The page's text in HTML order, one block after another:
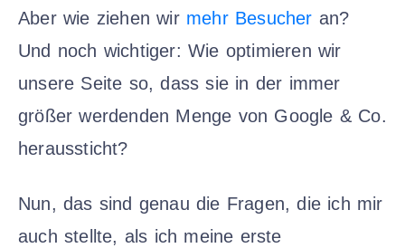
Aber wie ziehen wir mehr Besucher an?
Und noch wichtiger: Wie optimieren wir
unsere Seite so, dass sie in der immer
größer werdenden Menge von Google & Co.
heraussticht?
Nun, das sind genau die Fragen, die ich mir
auch stellte, als ich meine erste